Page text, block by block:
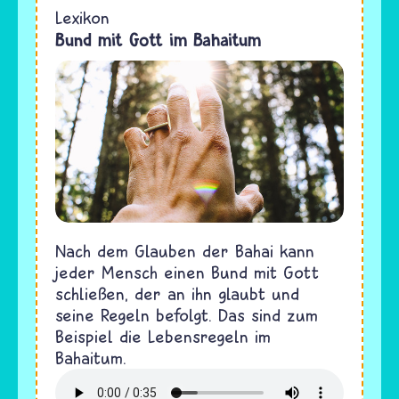
Lexikon
Bund mit Gott im Bahaitum
Nach dem Glauben der Bahai kann
jeder Mensch einen Bund mit Gott
schließen, der an ihn glaubt und
seine Regeln befolgt. Das sind zum
Beispiel die Lebensregeln im
Bahaitum.